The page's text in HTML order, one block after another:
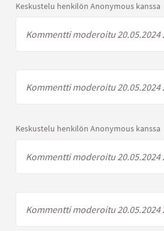
Keskustelu henkilön Anonymous kanssa
Kommentti moderoitu 20.05.2024
Kommentti moderoitu 20.05.2024
Keskustelu henkilön Anonymous kanssa
Kommentti moderoitu 20.05.2024
Kommentti moderoitu 20.05.2024